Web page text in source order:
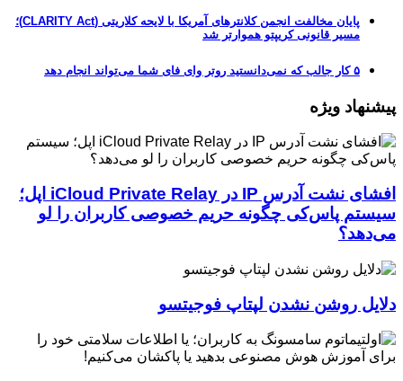
پایان مخالفت انجمن کلانترهای آمریکا با لایحه کلاریتی (CLARITY Act)؛
مسیر قانونی کریپتو هموارتر شد
۵ کار جالب که نمی‌دانستید روتر وای فای شما می‌تواند انجام دهد
پیشنهاد ویژه
افشای نشت آدرس IP در iCloud Private Relay اپل؛
سیستم پاس‌کی چگونه حریم خصوصی کاربران را لو
می‌دهد؟
دلایل روشن نشدن لپتاپ فوجیتسو